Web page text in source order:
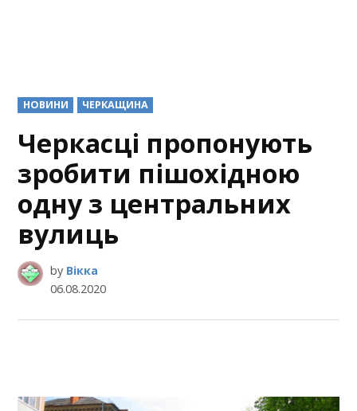
POSTED
IN
НОВИНИ ЧЕРКАЩИНА
Черкасці пропонують
зробити пішохідною
одну з центральних
вулиць
by Вікка
06.08.2020